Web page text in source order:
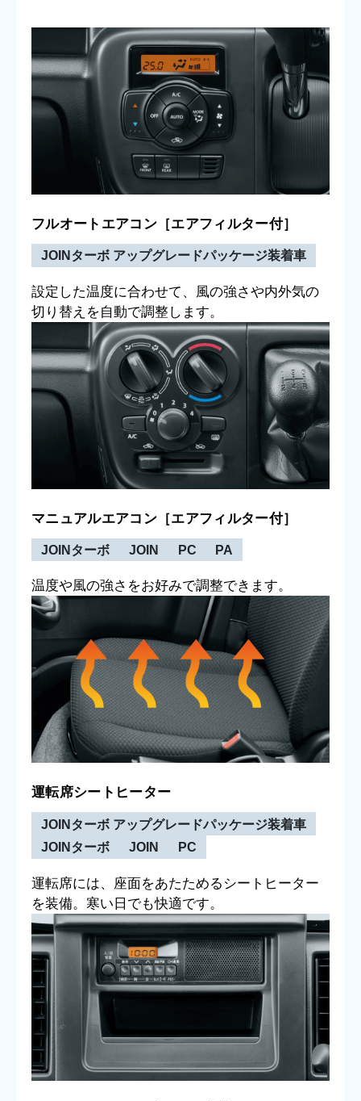
フルオートエアコン［エアフィルター付］
JOINターボ アップグレードパッケージ装着車
設定した温度に合わせて、風の強さや内外気の
切り替えを自動で調整します。
マニュアルエアコン［エアフィルター付］
JOINターボ JOIN PC PA
温度や風の強さをお好みで調整できます。
運転席シートヒーター
JOINターボ アップグレードパッケージ装着車
JOINターボ
JOIN PC
運転席には、座面をあたためるシートヒーター
を装備。寒い日でも快適です。